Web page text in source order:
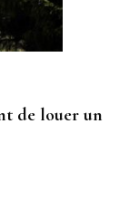
de louer un